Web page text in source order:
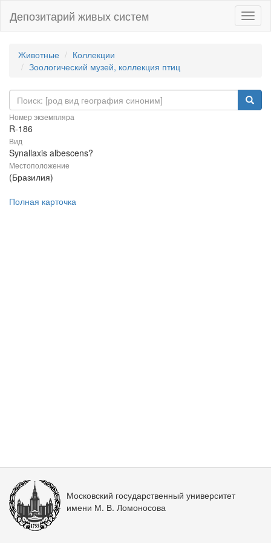
Депозитарий живых систем
Животные
Коллекции
Зоологический музей, коллекция птиц
Номер экземпляра
R-186
Вид
Synallaxis albescens?
Местоположение
(Бразилия)
Полная карточка
Московский государственный университет
имени М. В. Ломоносова